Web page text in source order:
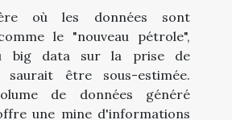
où les données sont
le "nouveau pétrole",
big data sur la prise de
saurait être sous-estimée.
de données généré
une mine d'informations